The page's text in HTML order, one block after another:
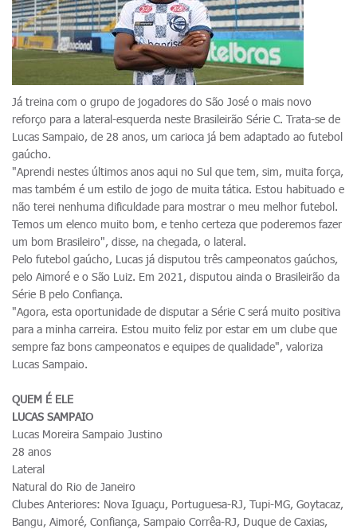
Já treina com o grupo de jogadores do São José o mais novo
reforço para a lateral-esquerda neste Brasileirão Série C. Trata-se de
Lucas Sampaio, de 28 anos, um carioca já bem adaptado ao futebol
gaúcho.
"Aprendi nestes últimos anos aqui no Sul que tem, sim, muita força,
mas também é um estilo de jogo de muita tática. Estou habituado e
não terei nenhuma dificuldade para mostrar o meu melhor futebol.
Temos um elenco muito bom, e tenho certeza que poderemos fazer
um bom Brasileiro", disse, na chegada, o lateral.
Pelo futebol gaúcho, Lucas já disputou três campeonatos gaúchos,
pelo Aimoré e o São Luiz. Em 2021, disputou ainda o Brasileirão da
Série B pelo Confiança.
"Agora, esta oportunidade de disputar a Série C será muito positiva
para a minha carreira. Estou muito feliz por estar em um clube que
sempre faz bons campeonatos e equipes de qualidade", valoriza
Lucas Sampaio.
QUEM É ELE
LUCAS SAMPAIO
Lucas Moreira Sampaio Justino
28 anos
Lateral
Natural do Rio de Janeiro
Clubes Anteriores: Nova Iguaçu, Portuguesa-RJ, Tupi-MG, Goytacaz,
Bangu, Aimoré, Confiança, Sampaio Corrêa-RJ, Duque de Caxias,